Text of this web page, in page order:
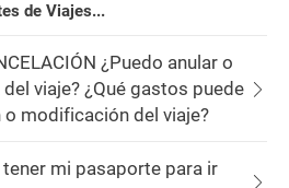
de Viajes...
¿Puedo anular o
viaje? ¿Qué gastos puede
o modificación del viaje?
mi pasaporte para ir